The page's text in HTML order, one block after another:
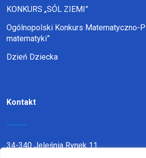
KONKURS „SÓL ZIEMI”
Ogólnopolski Konkurs Matematyczno-
matematyki”
Dzień Dziecka
Kontakt
34-340 Jeleśnia Rynek 11